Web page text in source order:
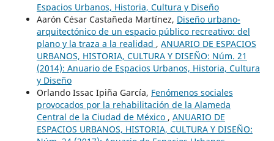
Espacios Urbanos, Historia, Cultura y Diseño
Aarón César Castañeda Martínez, Diseño urbano-
arquitectónico de un espacio público recreativo: del
plano y la traza a la realidad , ANUARIO DE ESPACIOS
URBANOS, HISTORIA, CULTURA Y DISEÑO: Núm. 21
(2014): Anuario de Espacios Urbanos, Historia, Cultura
y Diseño
Orlando Issac Ipiña García, Fenómenos sociales
provocados por la rehabilitación de la Alameda
Central de la Ciudad de México , ANUARIO DE
ESPACIOS URBANOS, HISTORIA, CULTURA Y DISEÑO: